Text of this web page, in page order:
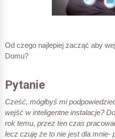
Od czego najlepiej zacząć aby
Domu?
Pytanie
Cześć, mógłbyś mi
wejść w inteligentne instalacje?
rok temu, przez ten czas
lecz czuję że to nie jest dla mnie-